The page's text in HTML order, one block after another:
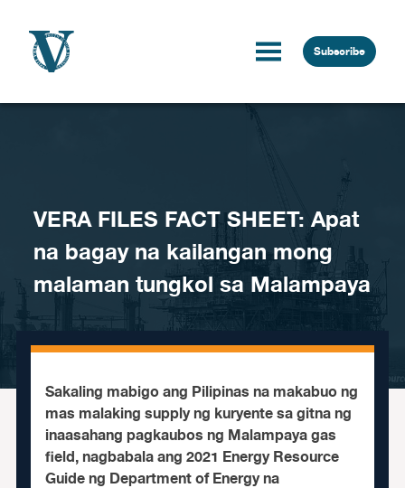
Subscribe
VERA FILES FACT SHEET: Apat
na bagay na kailangan mong
malaman tungkol sa Malampaya
Sakaling mabigo ang Pilipinas na makabuo ng
mas malaking supply ng kuryente sa gitna ng
inaasahang pagkaubos ng Malampaya gas
field, nagbabala ang 2021 Energy Resource
Guide ng Department of Energy na